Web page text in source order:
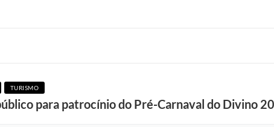
TURISMO
para patrocínio do Pré-Carnaval do Divino